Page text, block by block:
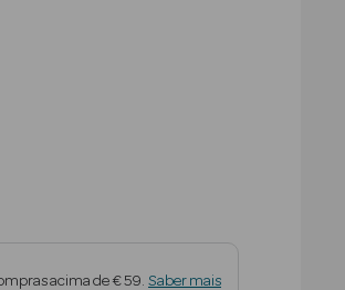
acima de € 59. Saber mais